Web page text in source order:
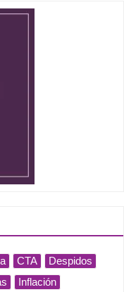
CTA
Despidos
Inflación